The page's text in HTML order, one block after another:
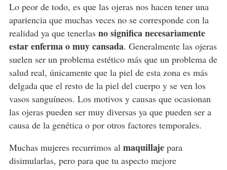
Lo peor de todo, es que las ojeras nos hacen tener una
apariencia que muchas veces no se corresponde con la
realidad ya que tenerlas no significa necesariamente
estar enferma o muy cansada. Generalmente las ojeras
suelen ser un problema estético más que un problema de
salud real, únicamente que la piel de esta zona es más
delgada que el resto de la piel del cuerpo y se ven los
vasos sanguíneos. Los motivos y causas que ocasionan
las ojeras pueden ser muy diversas ya que pueden ser a
causa de la genética o por otros factores temporales.
Muchas mujeres recurrimos al maquillajepara
disimularlas, pero para que tu aspecto mejore